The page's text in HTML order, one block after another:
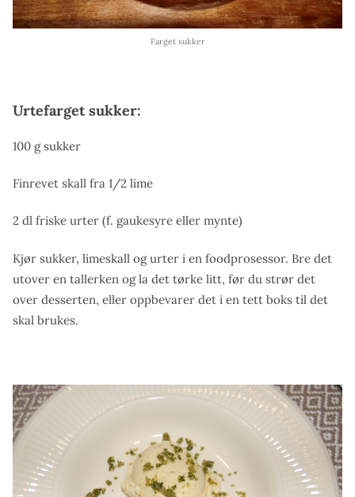
Farget sukker
Urtefarget sukker:
100 g sukker
Finrevet skall fra 1/2 lime
2 dl friske urter (f. gaukesyre eller mynte)
Kjør sukker, limeskall og urter i en foodprosessor. Bre det
utover en tallerken og la det tørke litt, før du strør det
over desserten, eller oppbevarer det i en tett boks til det
skal brukes.